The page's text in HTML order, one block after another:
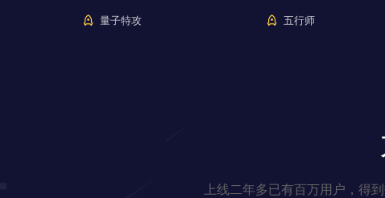
量子特攻 五行师
上线二年多已有百万用户，得